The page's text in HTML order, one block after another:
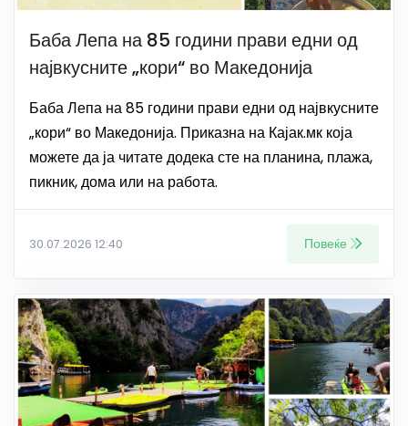
Баба Лепа на 85 години прави едни од
највкусните „кори“ во Македонија
Баба Лепа на 85 години прави едни од највкусните
„кори“ во Македонија. Приказна на Кајак.мк која
можете да ја читате додека сте на планина, плажа,
пикник, дома или на работа.
30.07.2026 12:40 Повеќе